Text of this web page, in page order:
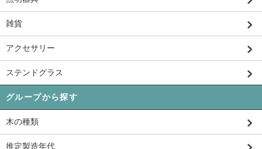
雑貨
アクセサリー
ステンドグラス
グループから探す
木の種類
推定製造年代